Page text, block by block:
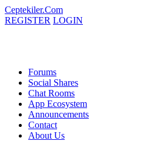
Ceptekiler.Com
REGISTER LOGIN
Forums
Social Shares
Chat Rooms
App Ecosystem
Announcements
Contact
About Us